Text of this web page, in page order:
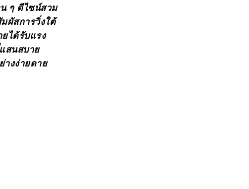
น ๆ ดีไซน์สวม
ผัสการวิ่งใต้
ได้รับแรง
สนสบาย
างง่ายดาย